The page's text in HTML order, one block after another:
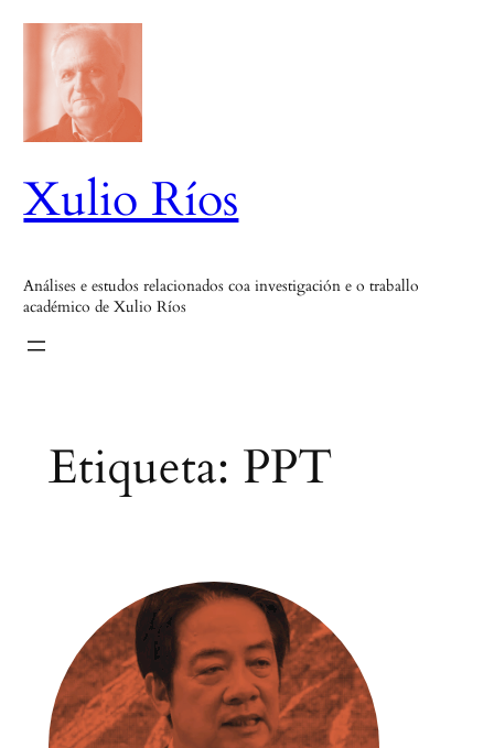
Saltar
contido
Xulio Ríos
Análises e estudos relacionados coa investigación e o traballo
académico de Xulio Ríos
Etiqueta: PPT